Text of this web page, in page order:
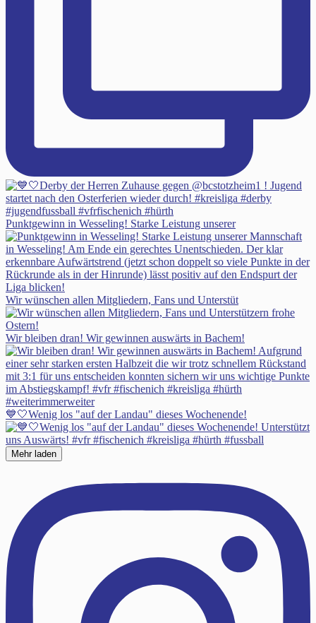
Punktgewinn in Wesseling! Starke Leistung unserer
Wir wünschen allen Mitgliedern, Fans und Unterstüt
Wir bleiben dran! Wir gewinnen auswärts in Bachem!
💙🤍Wenig los "auf der Landau" dieses Wochenende!
Mehr laden